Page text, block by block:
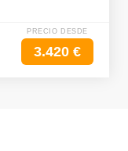
PRECIO DESDE
3.420 €